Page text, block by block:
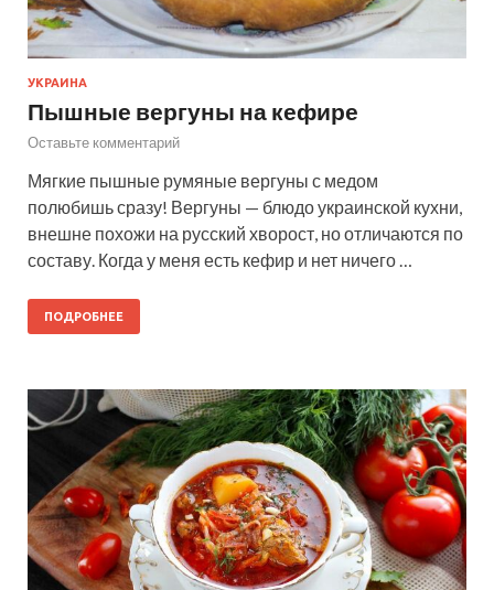
УКРАИНА
Пышные вергуны на кефире
Оставьте комментарий
Мягкие пышные румяные вергуны с медом
полюбишь сразу! Вергуны — блюдо украинской кухни,
внешне похожи на русский хворост, но отличаются по
составу. Когда у меня есть кефир и нет ничего …
ПОДРОБНЕЕ